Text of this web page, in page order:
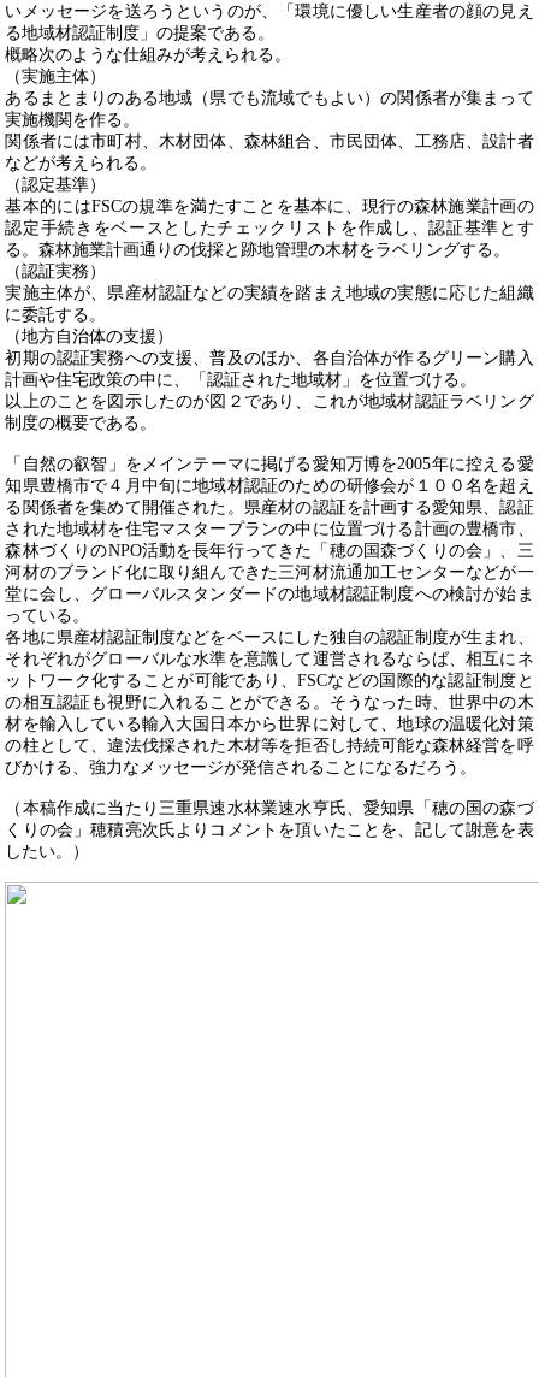
いメッセージを送ろうというのが、「環境に優しい生産者の顔の見え
る地域材認証制度」の提案である。
概略次のような仕組みが考えられる。
（実施主体）
あるまとまりのある地域（県でも流域でもよい）の関係者が集まって
実施機関を作る。
関係者には市町村、木材団体、森林組合、市民団体、工務店、設計者
などが考えられる。
（認定基準）
基本的にはFSCの規準を満たすことを基本に、現行の森林施業計画の
認定手続きをベースとしたチェックリストを作成し、認証基準とす
る。森林施業計画通りの伐採と跡地管理の木材をラベリングする。
（認証実務）
実施主体が、県産材認証などの実績を踏まえ地域の実態に応じた組織
に委託する。
（地方自治体の支援）
初期の認証実務への支援、普及のほか、各自治体が作るグリーン購入
計画や住宅政策の中に、「認証された地域材」を位置づける。
以上のことを図示したのが図２であり、これが地域材認証ラベリング
制度の概要である。
「自然の叡智」をメインテーマに掲げる愛知万博を2005年に控える愛
知県豊橋市で４月中旬に地域材認証のための研修会が１００名を超え
る関係者を集めて開催された。県産材の認証を計画する愛知県、認証
された地域材を住宅マスタープランの中に位置づける計画の豊橋市、
森林づくりのNPO活動を長年行ってきた「穂の国森づくりの会」、三
河材のブランド化に取り組んできた三河材流通加工センターなどが一
堂に会し、グローバルスタンダードの地域材認証制度への検討が始ま
っている。
各地に県産材認証制度などをベースにした独自の認証制度が生まれ、
それぞれがグローバルな水準を意識して運営されるならば、相互にネ
ットワーク化することが可能であり、FSCなどの国際的な認証制度と
の相互認証も視野に入れることができる。そうなった時、世界中の木
材を輸入している輸入大国日本から世界に対して、地球の温暖化対策
の柱として、違法伐採された木材等を拒否し持続可能な森林経営を呼
びかける、強力 なメッセージが発信されることになるだろう。
（本稿作成に当たり三重県速水林業速水亨氏、愛知県「穂の国の森づ
くりの会」穂積亮次氏よりコメントを頂いたことを、記して謝意を表
したい。）